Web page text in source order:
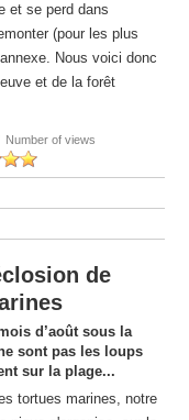
et se perd dans
(pour les plus
Nous voici donc
et de la forêt
Number of views
de
d’août sous la
sont pas les loups
sur la plage...
tortues marines, notre